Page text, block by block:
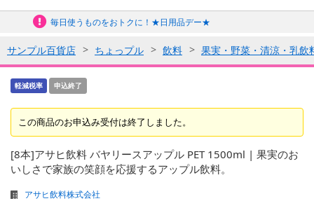
毎日使うものをおトクに！★日用品デー★
サンプル百貨店 ちょっプル 飲料 果実・野菜・清涼・乳飲
軽減税率 申込終了
この商品のお申込み受付は終了しました。
[8本]アサヒ飲料 バヤリースアップル PET 1500ml | 果実のお
いしさで家族の笑顔を応援するアップル飲料。
アサヒ飲料株式会社